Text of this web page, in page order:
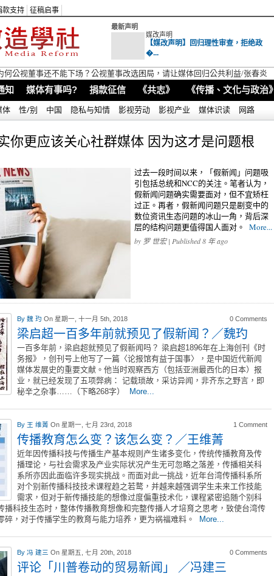
款支持 征稿启事
最新声明
媒改声明
【媒改声明】回归理性审查，拒绝政
�...
何公视董事还不能下场？公视董事改选困局，请让媒体回归公共利益/张春炎
知 媒体有事吗? 捐款征信 《共志》 《传播、文化与政治》
体 性/别 中国 隐私与知情 影视劳动 影视产业 媒体识读 网路
你更应该关心社群媒体 因为这才是问题根
过去一段时间以来，「假新闻」问题吸
引包括总统和NCC的关注。笔者认为，
假新闻问题确实需要面对，但不宜矫枉
过正。再者，假新闻问题只是剧变中的
数位资讯生态问题的冰山一角，背后深
层的结构问题更值得国人面对。 More...
by 罗 世宏| Published 8 年 ago
By 魏 玓 On 星期一, 十一月 5th, 2018 0 Comments
梁启超一百多年前就预见了假新闻？／魏玓
一百多年前，梁启超就预见了假新闻吗？ 梁启超1896年在上海创刊《时
务报》，创刊号上他写了一篇〈论报馆有益于国事〉，是中国近代新闻
媒体发展史的重要文献。他当时观察西方（包括亚洲最西化的日本）报
业，就已经发现了五项弊病： 记载琐故，采访异闻，非齐东之野言，即
秘辛之杂事……（下略268字）
More...
By 王 维菁 On 星期一, 七月 23rd, 2018 1 Comment
传播教育怎么变？该怎么变？／王维菁
近年因传播科技与传播生产基本规则产生诸多变化，传统传播教育及传
播理论，与社会需求及产业实际状况产生无可忽略之落差，传播相关科
系所亦因此面临许多现实挑战。而面对此一挑战，近年台湾传播科系所
对个别新传播科技技术课程趋之若鹜，并越来越强调学生未来工作技能
需求，但对于新传播技能的想像过度偏重技术化，课程紧密追随个别科
播科技生态时，整体传播教育想像和完整传播人才培育之思考，致使台湾传
碎，对于传播学生的教育与能力培养，更为祸福难料。
More...
By 冯 建三 On 星期五, 七月 20th, 2018 0 Comments
评论「川普卷动的贸易新闻」 ／冯建三